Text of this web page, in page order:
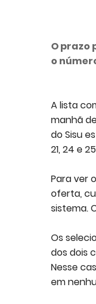
O prazo
o
A lista
manhã
do Sisu
21, 24 e
Para ver
oferta,
sistema.
Os
dos dois
Nesse
em